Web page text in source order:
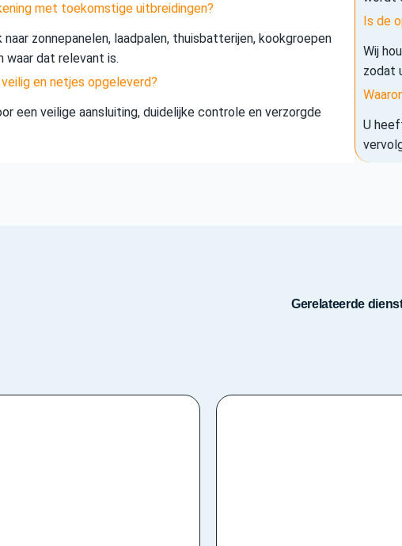
met toekomstige uitbreidingen?
naar zonnepanelen, laadpalen, thuisbatterijen, kookgroepen
waar dat relevant is.
en netjes opgeleverd?
een veilige aansluiting, duidelijke controle en verzorgde
Is de
Wij
zodat
U
Gerelateerde